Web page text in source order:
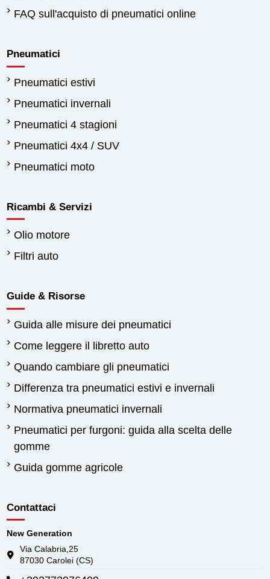
FAQ sull'acquisto di pneumatici online
Pneumatici
Pneumatici estivi
Pneumatici invernali
Pneumatici 4 stagioni
Pneumatici 4x4 / SUV
Pneumatici moto
Ricambi & Servizi
Olio motore
Filtri auto
Guide & Risorse
Guida alle misure dei pneumatici
Come leggere il libretto auto
Quando cambiare gli pneumatici
Differenza tra pneumatici estivi e invernali
Normativa pneumatici invernali
Pneumatici per furgoni: guida alla scelta delle
gomme
Guida gomme agricole
Contattaci
New Generation
Via Calabria,25
87030 Carolei (CS)